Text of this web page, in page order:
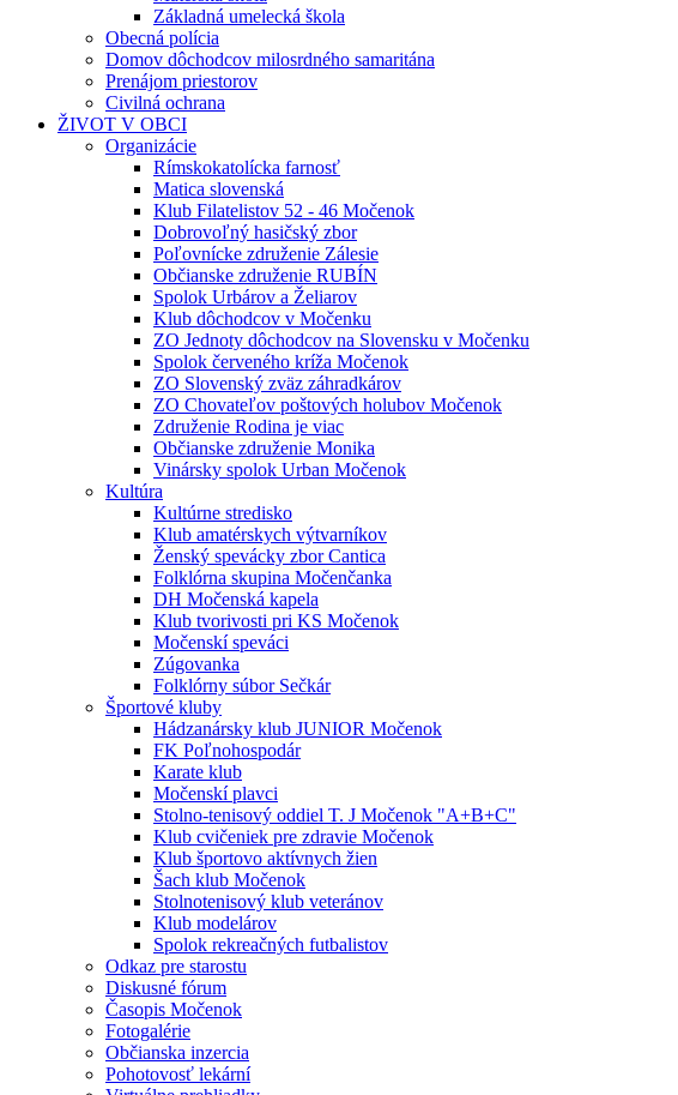
Základná umelecká škola
Obecná polícia
Domov dôchodcov milosrdného samaritána
Prenájom priestorov
Civilná ochrana
ŽIVOT V OBCI
Organizácie
Rímskokatolícka farnosť
Matica slovenská
Klub Filatelistov 52 - 46 Močenok
Dobrovoľný hasičský zbor
Poľovnícke združenie Zálesie
Občianske združenie RUBÍN
Spolok Urbárov a Želiarov
Klub dôchodcov v Močenku
ZO Jednoty dôchodcov na Slovensku v Močenku
Spolok červeného kríža Močenok
ZO Slovenský zväz záhradkárov
ZO Chovateľov poštových holubov Močenok
Združenie Rodina je viac
Občianske združenie Monika
Vinársky spolok Urban Močenok
Kultúra
Kultúrne stredisko
Klub amatérskych výtvarníkov
Ženský spevácky zbor Cantica
Folklórna skupina Močenčanka
DH Močenská kapela
Klub tvorivosti pri KS Močenok
Močenskí speváci
Zúgovanka
Folklórny súbor Sečkár
Športové kluby
Hádzanársky klub JUNIOR Močenok
FK Poľnohospodár
Karate klub
Močenskí plavci
Stolno-tenisový oddiel T. J Močenok "A+B+C"
Klub cvičeniek pre zdravie Močenok
Klub športovo aktívnych žien
Šach klub Močenok
Stolnotenisový klub veteránov
Klub modelárov
Spolok rekreačných futbalistov
Odkaz pre starostu
Diskusné fórum
Časopis Močenok
Fotogalérie
Občianska inzercia
Pohotovosť lekární